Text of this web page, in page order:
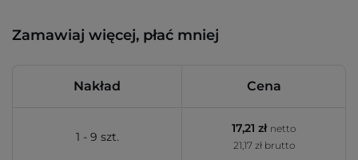
Zamawiaj więcej, płać mniej
Nakład Cena
1 - 9 szt.
17,21 zł netto
21,17 zł brutto